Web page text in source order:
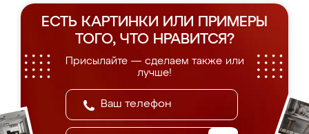
ЕСТЬ КАРТИНКИ ИЛИ ПРИМЕРЫ
ТОГО, ЧТО НРАВИТСЯ?
Присылайте — сделаем также или
лучше!